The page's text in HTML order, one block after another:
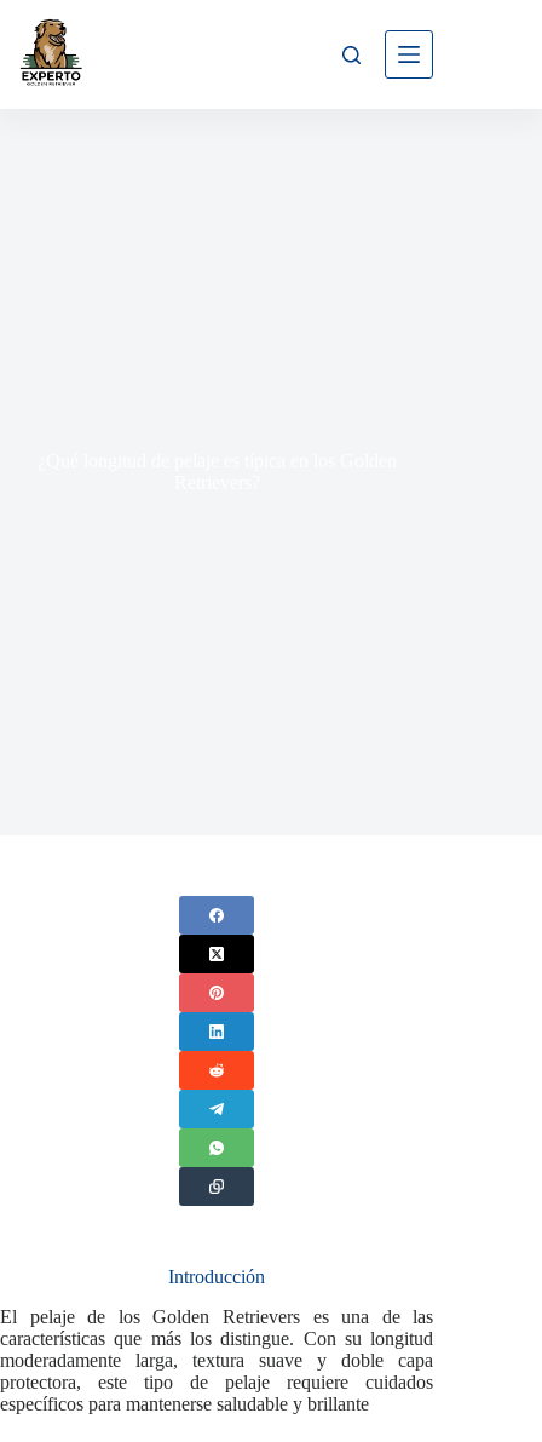
Introducción
El pelaje de los Golden Retrievers es una de las
características que más los distingue. Con su longitud
moderadamente larga, textura suave y doble capa
protectora, este tipo de pelaje requiere cuidados
específicos para mantenerse saludable y brillante